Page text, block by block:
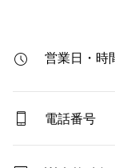
営業日・時
電話番号